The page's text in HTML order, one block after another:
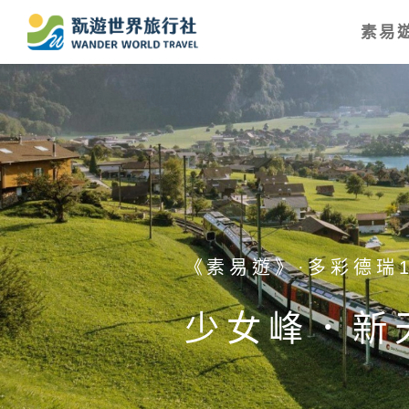
素易
《素易遊》·日本北陸
二進神的故
花．足利紫